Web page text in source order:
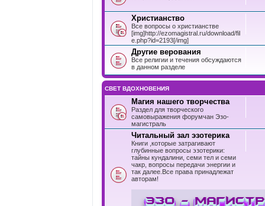
Христианство
Все вопросы о христианстве
[img]http://ezomagistral.ru/download/fil
e.php?id=2193[/img]
Другие верования
Все религии и течения обсуждаются
в данном разделе
СВЕТ ВДОХНОВЕНИЯ
Магия нашего творчества
Раздел для творческого
самовыражения форумчан Эзо-
магистраль
Читальный зал эзотерика
Книги ,которые затрагивают
глубинные вопросы эзотерики:
тайны кундалини, семи тел и семи
чакр, вопросы передачи энергии и
так далее.Все права принадлежат
авторам!